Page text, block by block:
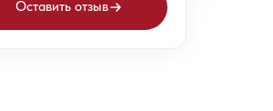
Оставить отзыв